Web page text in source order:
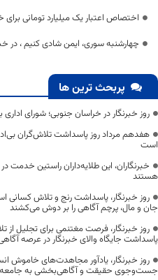
اختصاص اعتبار یک میلیارد تومانی
چهارشنبه سوری، ایمن شادی کنیم ، در
پربحث ترین ها
روز خبرنگار در خراسان جنوبی؛ شورای اداری
هفدهم مرداد روز پاسداشت تلاش‌گران
است
خبرنگاران، این طلایه‌داران راستین خدمت
هستند
روز خبرنگار، پاسداشت رنج و تلاش کسانی
جان و مال، پرچم آگاهی را بر دوش می‌کشند
روز خبرنگار، فرصت مغتنمی برای تجلیل
پاسداشت جایگاه والای خبرنگار در عرصه
روز خبرنگار، یادآور مجاهدت‌های خاموش
جست‌وجوی حقیقت و آگاهی‌بخشی به جامعه